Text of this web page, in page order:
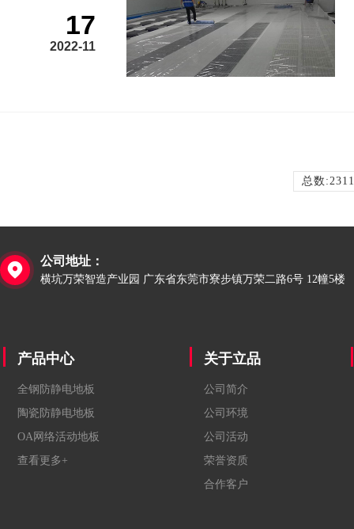
17
2022-11
总数:2311

公司地址：
横坑万荣智造产业园 广东省东莞市寮步镇万荣二路6号 12幢5楼
产品中心
全钢防静电地板
陶瓷防静电地板
OA网络活动地板
查看更多+
关于立品
公司简介
公司环境
公司活动
荣誉资质
合作客户